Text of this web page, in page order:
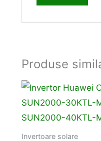
Produse
Invertoare solare